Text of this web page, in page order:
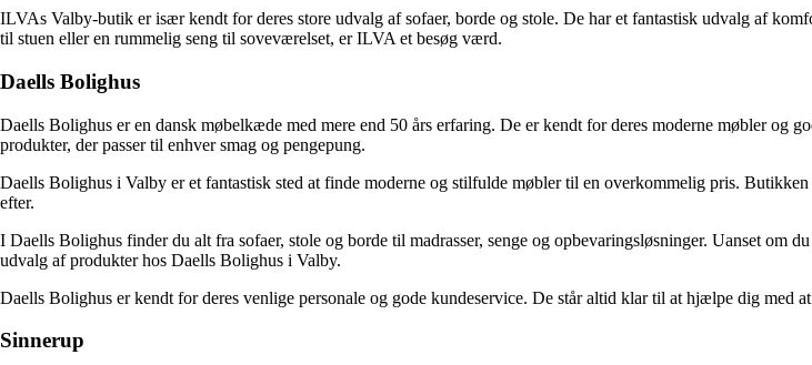
ILVAs Valby-butik er især kendt for deres store udvalg af sofaer, borde og stole. De har et fantastisk udvalg af
til stuen eller en rummelig seng til soveværelset, er ILVA et besøg værd.
Daells Bolighus
Daells Bolighus er en dansk møbelkæde med mere end 50 års erfaring. De er kendt for deres moderne møbler og
produkter, der passer til enhver smag og pengepung.
Daells Bolighus i Valby er et fantastisk sted at finde moderne og stilfulde møbler til en overkommelig pris.
efter.
I Daells Bolighus finder du alt fra sofaer, stole og borde til madrasser, senge og opbevaringsløsninger. Uanset om
udvalg af produkter hos Daells Bolighus i Valby.
Daells Bolighus er kendt for deres venlige personale og gode kundeservice. De står altid klar til at hjælpe dig med
Sinnerup